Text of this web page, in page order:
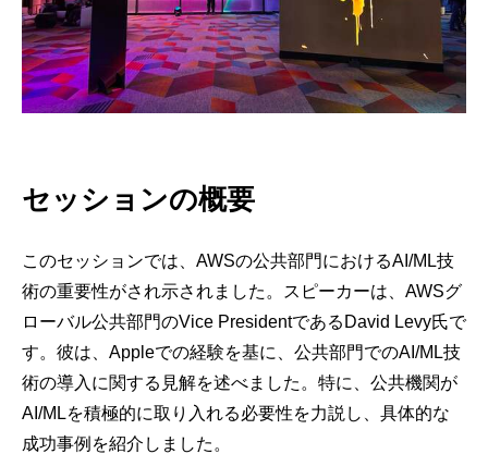
セッションの概要
このセッションでは、AWSの公共部門におけるAI/ML技
術の重要性がされ示されました。スピーカーは、AWSグ
ローバル公共部門のVice PresidentであるDavid Levy氏で
す。彼は、Appleでの経験を基に、公共部門でのAI/ML技
術の導入に関する見解を述べました。特に、公共機関が
AI/MLを積極的に取り入れる必要性を力説し、具体的な
成功事例を紹介しました。